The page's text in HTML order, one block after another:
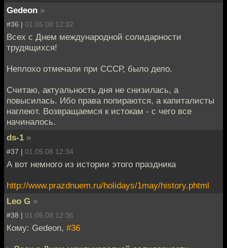
Gedeon »
#36 | 01.05.08 12:32
Всех с Днем международной солидарности
трудящихся!
Неплохо отмечали при СССР, было дело.
Считаю, актуальность дня не снизилась, а
повысилась. Ибо права попираются, а капиталисты
наглеют. Возвращаемся к истокам - с чего все
начиналось.
ds-1 »
#37 | 01.05.08 12:34
А вот немного из истории этого праздника
http://www.prazdnuem.ru/holidays/1may/history.phtml
Leo G »
#38 | 01.05.08 12:36
Кому: Gedeon, #36